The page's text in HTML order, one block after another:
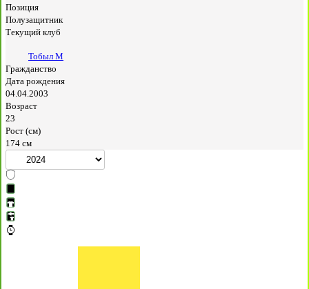
Позиция
Полузащитник
Текущий клуб
Тобыл М
Гражданство
Дата рождения
04.04.2003
Возраст
23
Рост (см)
174 см